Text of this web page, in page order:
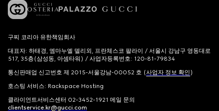
구찌 코리아 유한책임회사
대표자: 하태경, 엠마누엘 델리외, 프란체스코 팔라이 / 서울시 강남구 영동대로
517, 35층(삼성동, 아셈타워) / 사업자등록번호: 120-81-79834
통신판매업 신고번호 제 2015-서울강남-00052 호 (사업자 정보 확인)
호스팅 서비스: Rackspace Hosting
클라이언트서비스센터 02-3452-1921 메일 문의
clientservice.kr@gucci.com